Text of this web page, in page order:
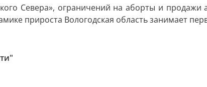
Севера», ограничений на аборты и продажи
прироста Вологодская область занимает